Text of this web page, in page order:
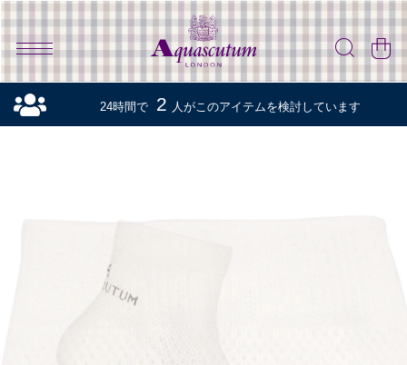
24時間で 2 人がこのアイテムを検討しています